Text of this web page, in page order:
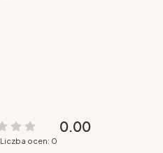
0.00
Liczba ocen: 0